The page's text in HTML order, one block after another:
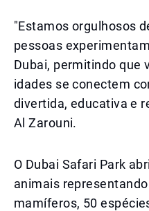
"Estamos orgulhosos
pessoas
Dubai, permitindo que
idades se conectem
divertida, educativa e
Al Zarouni.
O Dubai Safari Park
animais
mamíferos, 50